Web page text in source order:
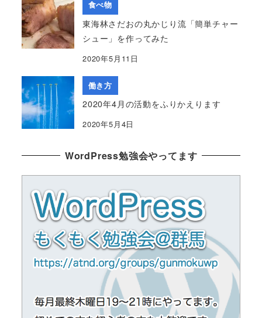
食べ物
東海林さだおの丸かじり流「簡単チャー
シュー」を作ってみた
2020年5月11日
働き方
2020年4月の活動をふりかえります
2020年5月4日
WordPress勉強会やってます